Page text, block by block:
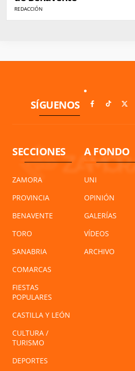
REDACCIÓN
SÍGUENOS
SECCIONES
ZAMORA
PROVINCIA
BENAVENTE
TORO
SANABRIA
COMARCAS
FIESTAS
POPULARES
CASTILLA Y LEÓN
CULTURA /
TURISMO
DEPORTES
A FONDO
UNI
OPINIÓN
GALERÍAS
VÍDEOS
ARCHIVO